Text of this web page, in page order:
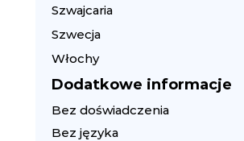
Szwajcaria
Szwecja
Włochy
Dodatkowe informacje
Bez doświadczenia
Bez języka